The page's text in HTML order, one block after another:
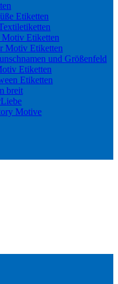
Etiketten
Motiv Etiketten
Motiv Etiketten
und Größenfeld
Etiketten
Etiketten
breit
Motive